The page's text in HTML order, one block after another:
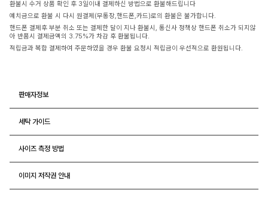
환불시 수거 상품 확인 후 3일이내 결제하신 방법으로 환불해드립니다
예치금으로 환불 시 다시 원결제(무통장,핸드폰,카드)로의 환불은 불가합니다.
핸드폰 결제후 부분 취소 또는 결제한 달이 지나 환불시, 통신사 정책상 핸드폰 취소가 되지않
아 반품시 결제금액의 3.75%가 차감 후 환불됩니다.
적립금과 복합 결제하여 주문하였을 경우 환불 요청시 적립금이 우선적으로 환원됩니다.
판매자정보
세탁 가이드
사이즈 측정 방법
이미지 저작권 안내